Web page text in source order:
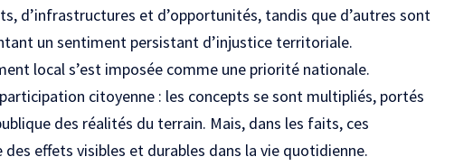
d’infrastructures et d’opportunités, tandis que d’autres sont
un sentiment persistant d’injustice territoriale.
local s’est imposée comme une priorité nationale.
citoyenne : les concepts se sont multipliés, portés
des réalités du terrain. Mais, dans les faits, ces
effets visibles et durables dans la vie quotidienne.